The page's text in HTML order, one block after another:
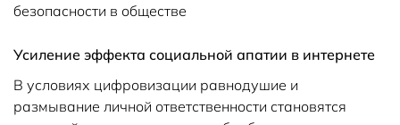
безопасности в обществе
Усиление эффекта социальной апатии в интернете
В условиях цифровизации равнодушие и
размывание личной ответственности становятся